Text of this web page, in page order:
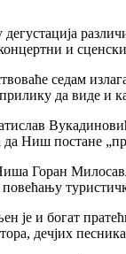
и
седам
да виде и
Ниш постане
Горан
је и богат
дечјих